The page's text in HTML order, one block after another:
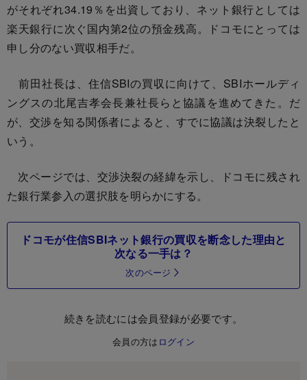
がそれぞれ34.19％を出資しており、ネット銀行としては
楽天銀行に次ぐ国内第2位の預金残高。ドコモにとっては
申し分のない買収相手だ。
前田社長は、住信SBIの買収に向けて、SBIホールディ
ングスの北尾吉孝会長兼社長らと協議を進めてきた。だ
が、交渉を知る関係者によると、すでに協議は決裂したと
いう。
次ページでは、交渉決裂の経緯を示し、ドコモに残され
た銀行業参入の選択肢を明らかにする。
ドコモが住信SBIネット銀行の買収を断念した理由と
次なる一手は？
次のページ
続きを読むには会員登録が必要です。
会員の方は ログイン